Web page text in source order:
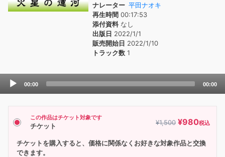
ナレーター 平田ナオキ
再生時間 00:17:53
添付資料なし
出版日 2022/1/1
販売開始日 2022/1/10
トラック数 1
Audio
00:00 00:00
この作品はチケット対象です
チケット ¥1,500 ¥980税込
チケットを購入すると、価格に関係なくお好きな対象作品と交換
できます。